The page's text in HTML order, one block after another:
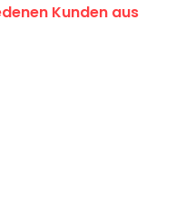
Kunden aus